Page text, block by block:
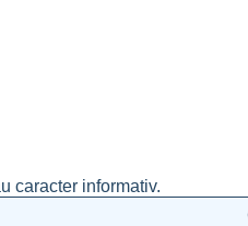
caracter informativ.